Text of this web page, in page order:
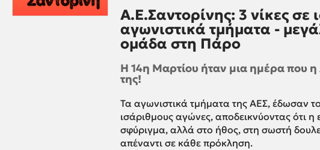
Α.Ε.Σαντορίνης: 3 νίκες σε
αγωνιστικά τμήματα -
ομάδα στη Πάρο
Η 14η Μαρτίου ήταν μια ημέρα που η
της!
Τα αγωνιστικά τμήματα της ΑΕΣ, έδωσαν
ισάριθμους αγώνες, αποδεικνύοντας ότι η
σφύριγμα, αλλά στο ήθος, στη σωστή
απέναντι σε κάθε πρόκληση.